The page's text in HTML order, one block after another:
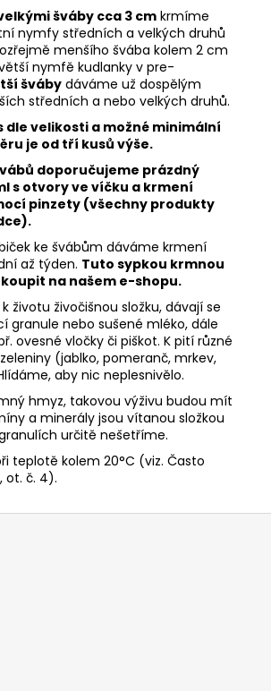
šváby cca 3 cm krmíme
nymfy středních a velkých druhů
menšího švába kolem 2 cm
nymfě kudlanky v pre-
švábydáváme už dospělým
středních a nebo velkých druhů.
dle velikosti a možné minimální
je od tří kusů výše.
doporučujeme prázdný
s otvory ve víčku a krmení
pinzety (všechny produkty
ke švábům dáváme krmení
až týden. Tuto sypkou krmnou
na našem e-shopu.
životu živočišnou složku, dávají se
granule nebo sušené mléko, dále
ovesné vločky či piškot. K pití různé
(jablko, pomeranč, mrkev,
aby nic neplesnivělo.
hmyz, takovou výživu budou mít
a minerály jsou vítanou složkou
určitě nešetříme.
teplotě kolem 20°C (viz. Často
ot. č. 4).